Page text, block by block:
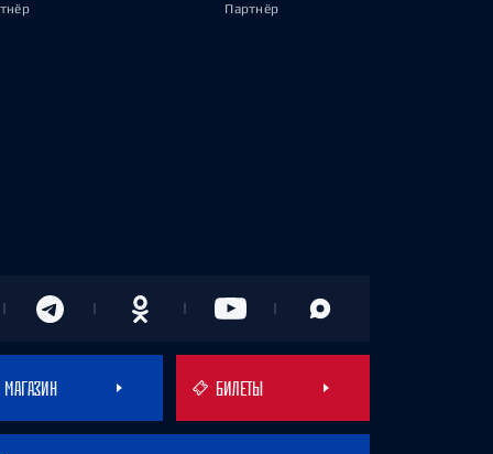
Партнёр
МАГАЗИН БИЛЕТЫ